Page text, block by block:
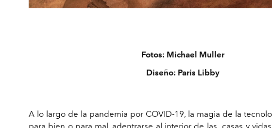
Fotos: Michael Muller
Diseño: Paris Libby
A lo largo de la pandemia por COVID-19, la magia de la